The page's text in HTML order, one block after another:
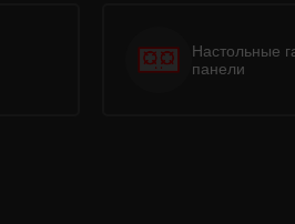
Настольные
панели